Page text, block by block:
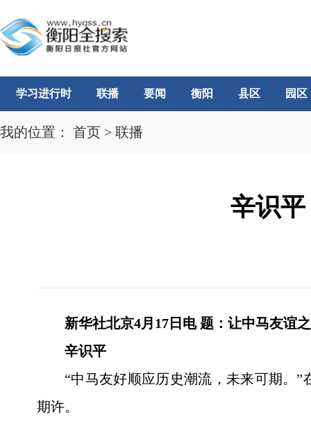
学习进行时 联播 要闻 衡阳 县区 园区
我的位置： 首页 > 联播
辛识
新华社北京4月17日电 题：让中马友谊
辛识平
“中马友好顺应历史潮流，未来可期。
期许。